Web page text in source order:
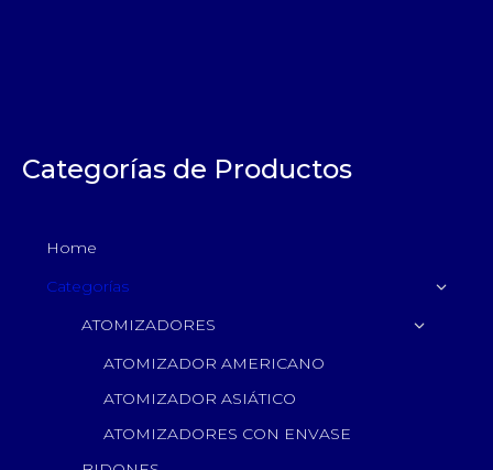
Categorías de Productos
Home
Categorías
ATOMIZADORES
ATOMIZADOR AMERICANO
ATOMIZADOR ASIÁTICO
ATOMIZADORES CON ENVASE